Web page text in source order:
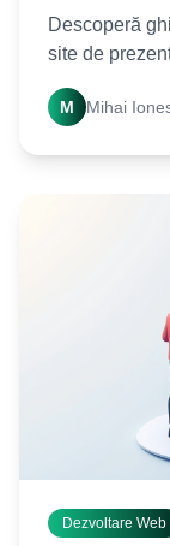
Descoperă
site de
succes.
M Mihai
Dezvoltare Web